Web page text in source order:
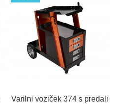
Varilni voziček 374 s predali